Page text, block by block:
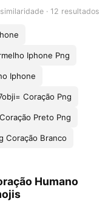
· 12 resultados
Iphone Png
Iphone
Coração Png
Preto Png
Coração Branco
Humano